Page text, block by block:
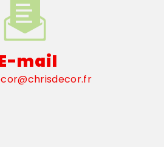
mail